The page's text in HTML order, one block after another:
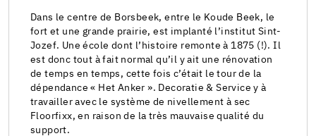
Dans le centre de Borsbeek, entre le Koude Beek, le
fort et une grande prairie, est implanté l’institut Sint-
Jozef. Une école dont l’histoire remonte à 1875 (!). Il
est donc tout à fait normal qu’il y ait une rénovation
de temps en temps, cette fois c’était le tour de la
dépendance « Het Anker ». Decoratie & Service y à
travailler avec le système de nivellement à sec
Floorfixx, en raison de la très mauvaise qualité du
support.